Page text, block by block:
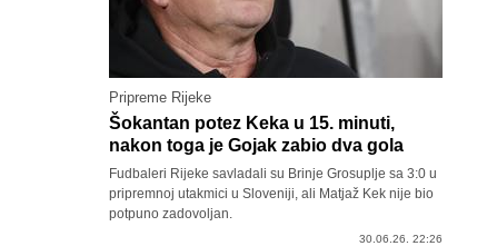
Pripreme Rijeke
Šokantan potez Keka u 15. minuti,
nakon toga je Gojak zabio dva gola
Fudbaleri Rijeke savladali su Brinje Grosuplje sa 3:0 u
pripremnoj utakmici u Sloveniji, ali Matjaž Kek nije bio
potpuno zadovoljan.
30.06.26. 22:26